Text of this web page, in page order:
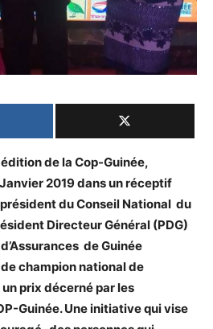
édition de la Cop-Guinée,
2019 dans un réceptif
du Conseil National du
Directeur Général (PDG)
de Guinée
champion national de
un prix décerné par les
Guinée. Une initiative qui vise